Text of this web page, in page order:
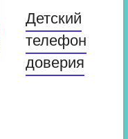
Детский
телефон
доверия